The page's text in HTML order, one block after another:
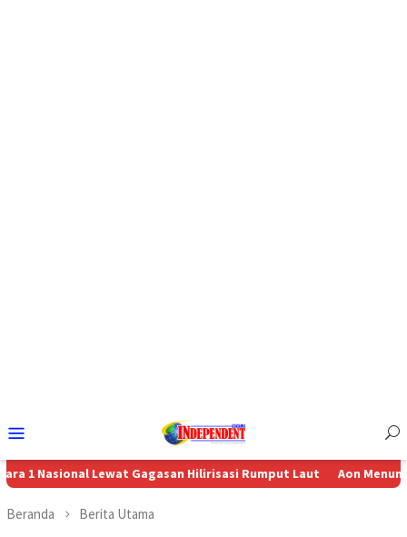
Mobile
Lewat Gagasan Hilirisasi Rumput Laut Aon Menunjuk Stephen
Beranda Berita Utama